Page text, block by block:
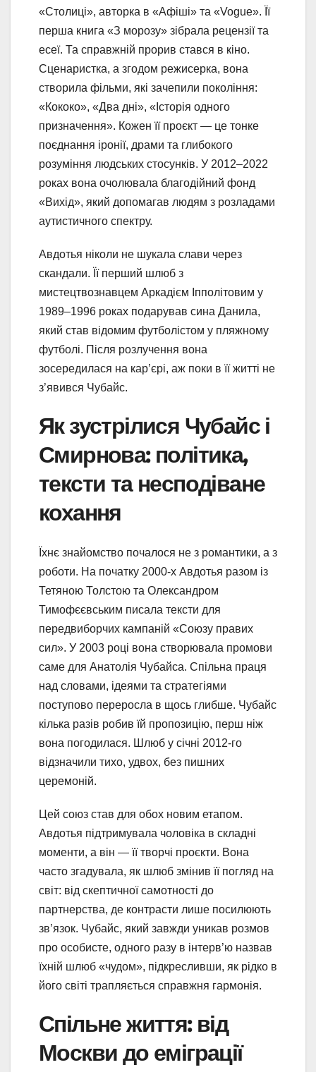
«Столиці», авторка в «Афіші» та «Vogue». Її
перша книга «З морозу» зібрала рецензії та
есеї. Та справжній прорив стався в кіно.
Сценаристка, а згодом режисерка, вона
створила фільми, які зачепили покоління:
«Кококо», «Два дні», «Історія одного
призначення». Кожен її проєкт — це тонке
поєднання іронії, драми та глибокого
розуміння людських стосунків. У 2012–2022
роках вона очолювала благодійний фонд
«Вихід», який допомагав людям з розладами
аутистичного спектру.
Авдотья ніколи не шукала слави через
скандали. Її перший шлюб з
мистецтвознавцем Аркадієм Іпполітовим у
1989–1996 роках подарував сина Данила,
який став відомим футболістом у пляжному
футболі. Після розлучення вона
зосередилася на кар’єрі, аж поки в її житті не
з’явився Чубайс.
Як зустрілися Чубайс і
Смирнова: політика,
тексти та несподіване
кохання
Їхнє знайомство почалося не з романтики, а з
роботи. На початку 2000-х Авдотья разом із
Тетяною Толстою та Олександром
Тимофєєвським писала тексти для
передвиборчих кампаній «Союзу правих
сил». У 2003 році вона створювала промови
саме для Анатолія Чубайса. Спільна праця
над словами, ідеями та стратегіями
поступово переросла в щось глибше. Чубайс
кілька разів робив їй пропозицію, перш ніж
вона погодилася. Шлюб у січні 2012-го
відзначили тихо, удвох, без пишних
церемоній.
Цей союз став для обох новим етапом.
Авдотья підтримувала чоловіка в складні
моменти, а він — її творчі проєкти. Вона
часто згадувала, як шлюб змінив її погляд на
світ: від скептичної самотності до
партнерства, де контрасти лише посилюють
зв’язок. Чубайс, який завжди уникав розмов
про особисте, одного разу в інтерв’ю назвав
їхній шлюб «чудом», підкресливши, як рідко в
його світі трапляється справжня гармонія.
Спільне життя: від
Москви до еміграції